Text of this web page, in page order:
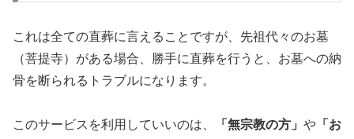
これは全ての直葬に言えることですが、先祖代々のお墓
（菩提寺）がある場合、勝手に直葬を行うと、お墓への納
骨を断られるトラブルになります。
このサービスを利用していいのは、 「無宗教の方」 や 「お